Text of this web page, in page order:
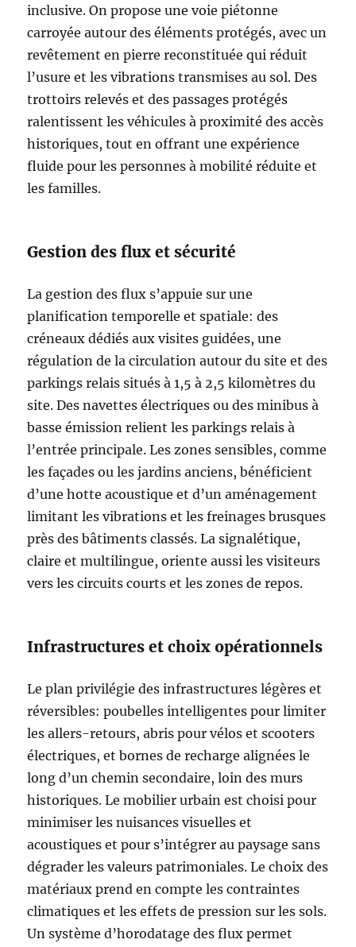
inclusive. On propose une voie piétonne
carroyée autour des éléments protégés, avec un
revêtement en pierre reconstituée qui réduit
l’usure et les vibrations transmises au sol. Des
trottoirs relevés et des passages protégés
ralentissent les véhicules à proximité des accès
historiques, tout en offrant une expérience
fluide pour les personnes à mobilité réduite et
les familles.
Gestion des flux et sécurité
La gestion des flux s’appuie sur une
planification temporelle et spatiale: des
créneaux dédiés aux visites guidées, une
régulation de la circulation autour du site et des
parkings relais situés à 1,5 à 2,5 kilomètres du
site. Des navettes électriques ou des minibus à
basse émission relient les parkings relais à
l’entrée principale. Les zones sensibles, comme
les façades ou les jardins anciens, bénéficient
d’une hotte acoustique et d’un aménagement
limitant les vibrations et les freinages brusques
près des bâtiments classés. La signalétique,
claire et multilingue, oriente aussi les visiteurs
vers les circuits courts et les zones de repos.
Infrastructures et choix opérationnels
Le plan privilégie des infrastructures légères et
réversibles: poubelles intelligentes pour limiter
les allers-retours, abris pour vélos et scooters
électriques, et bornes de recharge alignées le
long d’un chemin secondaire, loin des murs
historiques. Le mobilier urbain est choisi pour
minimiser les nuisances visuelles et
acoustiques et pour s’intégrer au paysage sans
dégrader les valeurs patrimoniales. Le choix des
matériaux prend en compte les contraintes
climatiques et les effets de pression sur les sols.
Un système d’horodatage des flux permet